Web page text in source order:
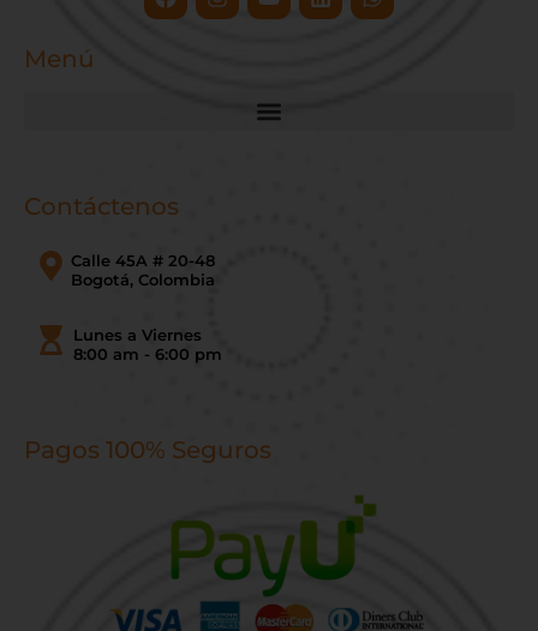
Menú
Contáctenos
Calle 45A # 20-48
Bogotá, Colombia
Lunes a Viernes
8:00 am - 6:00 pm
Pagos 100% Seguros